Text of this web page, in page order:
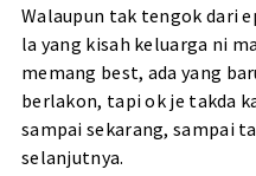
Walaupun tak tengok dari
la yang kisah keluarga ni
memang best, ada yang
berlakon, tapi ok je takda
sampai sekarang, sampai
selanjutnya.